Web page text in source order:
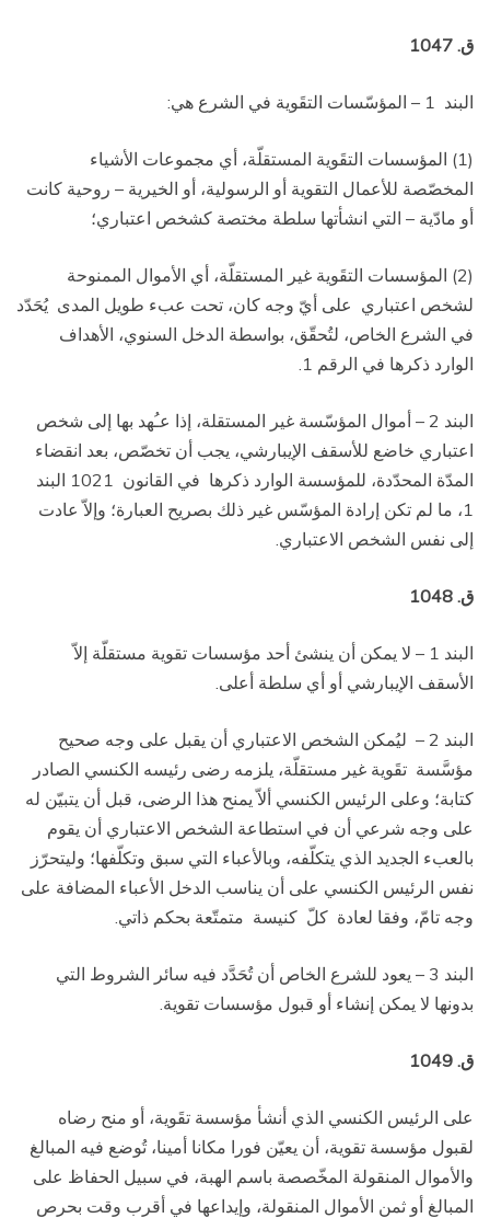
ق. 1047
البند 1 – المؤسّسات التقَوية في الشرع هي:
(1) المؤسسات التقَوية المستقلّة، أي مجموعات الأشياء
المخصّصة للأعمال التقوية أو الرسولية، أو الخيرية – روحية كانت
أو مادّية – التي انشأتها سلطة مختصة كشخص اعتباري؛
(2) المؤسسات التقَوية غير المستقلّة، أي الأموال الممنوحة
لشخص اعتباري على أيّ وجه كان، تحت عبء طويل المدى يُحَدّد
في الشرع الخاص، لتُحقّق، بواسطة الدخل السنوي، الأهداف
الوارد ذكرها في الرقم 1.
البند 2 – أموال المؤسّسة غير المستقلة، إذا عـُهد بها إلى شخص
اعتباري خاضع للأسقف الإيبارشي، يجب أن تخصّص، بعد انقضاء
المدّة المحدّدة، للمؤسسة الوارد ذكرها في القانون 1021 البند
1، ما لم تكن إرادة المؤسّس غير ذلك بصريح العبارة؛ وإلاّ عادت
إلى نفس الشخص الاعتباري.
ق. 1048
البند 1 – لا يمكن أن ينشئ أحد مؤسسات تقوية مستقلّة إلاّ
الأسقف الإيبارشي أو أي سلطة أعلى.
البند 2 –
ليُمكن الشخص الاعتباري أن يقبل على وجه صحيح
مؤسَّسة تقَوية غير مستقلّة، يلزمه رضى رئيسه الكنسي الصادر
كتابة؛ وعلى الرئيس الكنسي ألاّ يمنح هذا الرضى، قبل أن يتبيّن له
على وجه شرعي أن في استطاعة الشخص الاعتباري أن يقوم
بالعبء الجديد الذي يتكلّفه، وبالأعباء التي سبق وتكلّفها؛ وليتحرّز
نفس الرئيس الكنسي على أن يناسب الدخل الأعباء المضافة على
وجه تامّ، وفقا لعادة كلّ كنيسة متمتّعة بحكم ذاتي.
البند 3 – يعود للشرع الخاص أن تُحَدَّد فيه سائر الشروط التي
بدونها لا يمكن إنشاء أو قبول مؤسسات تقوية.
ق. 1049
على الرئيس الكنسي الذي أنشأ مؤسسة تقَوية، أو منح رضاه
لقبول مؤسسة تقوية، أن يعيّن فورا مكانا أمينا، تُوضع فيه المبالغ
والأموال المنقولة المخّصصة باسم الهبة، في سبيل الحفاظ على
المبالغ أو ثمن الأموال المنقولة، وإيداعها في أقرب وقت بحرص